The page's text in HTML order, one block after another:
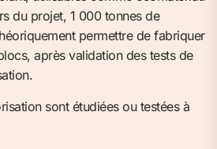
du projet, 1 000 tonnes de
permettre de fabriquer
après validation des tests de
sont étudiées ou testées à